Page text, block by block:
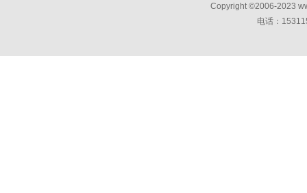
Copyright ©2006-2023
电话：